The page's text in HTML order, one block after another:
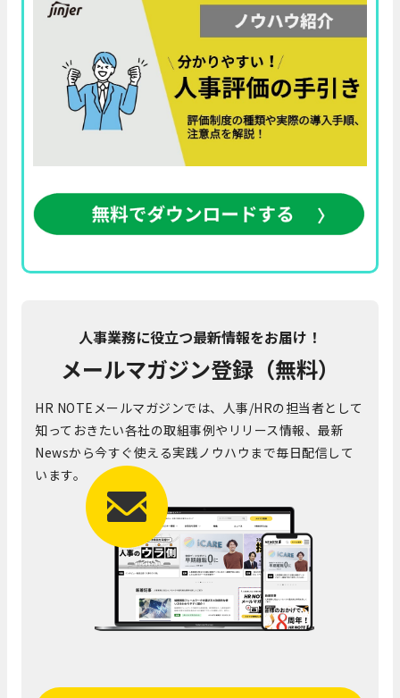
人事業務に役立つ最新情報をお届け！
メールマガジン登録（無料）
HR NOTEメールマガジンでは、人事/HRの担当者として
知っておきたい各社の取組事例やリリース情報、最新
Newsから今すぐ使える実践ノウハウまで毎日配信して
います。